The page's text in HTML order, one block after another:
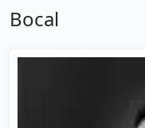
Bocal